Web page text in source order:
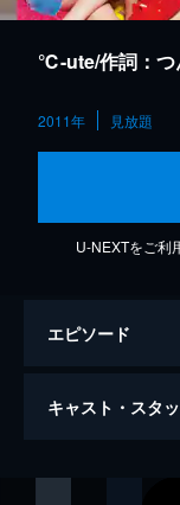
℃-ute/作詞：つ
2011年 見放題
U-NEXTをご利
エピソード
℃-ute『桃色スパー
キャスト・スタ